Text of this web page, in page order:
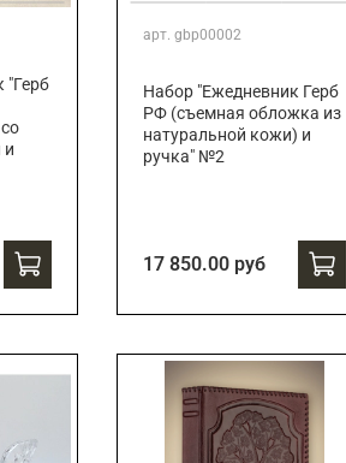
"Герб
и
арт. gbp00002
Набор "Ежедневник Герб
РФ (съемная обложка из
натуральной кожи) и
ручка" №2
17 850.00 руб